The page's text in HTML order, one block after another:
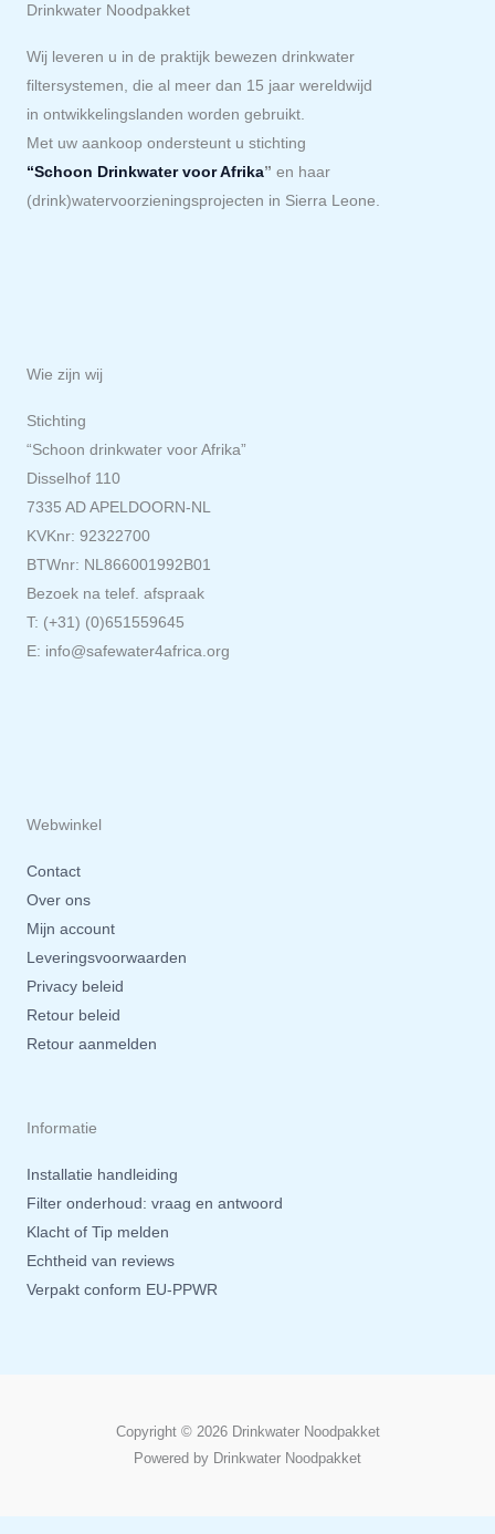
Drinkwater Noodpakket
Wij leveren u in de praktijk bewezen drinkwater
filtersystemen, die al meer dan 15 jaar wereldwijd
in ontwikkelingslanden worden gebruikt.
Met uw aankoop ondersteunt u stichting
“Schoon Drinkwater voor Afrika” en haar
(drink)watervoorzieningsprojecten in Sierra Leone.
Wie zijn wij
Stichting
“Schoon drinkwater voor Afrika”
Disselhof 110
7335 AD APELDOORN-NL
KVKnr: 92322700
BTWnr: NL866001992B01
Bezoek na telef. afspraak
T: (+31) (0)651559645
E: info@safewater4africa.org
Webwinkel
Contact
Over ons
Mijn account
Leveringsvoorwaarden
Privacy beleid
Retour beleid
Retour aanmelden
Informatie
Installatie handleiding
Filter onderhoud: vraag en antwoord
Klacht of Tip melden
Echtheid van reviews
Verpakt conform EU-PPWR
Copyright © 2026 Drinkwater Noodpakket
Powered by Drinkwater Noodpakket